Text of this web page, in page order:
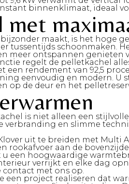
binnenklimaat, ideaal
met
maakt, is het hoge
tussentijds schoonmaken.
meer ontspannen genieten
regelt de pelletkachel
een rendement van 92,5
eenvoudig en modern. U
op de deur en het
is niet alleen een
verbranding en slimme
uit te breiden met Multi
rookafvoer aan de
u een hoogwaardige
verrijkt en elke dag
met ons op.
een project realiseren dat